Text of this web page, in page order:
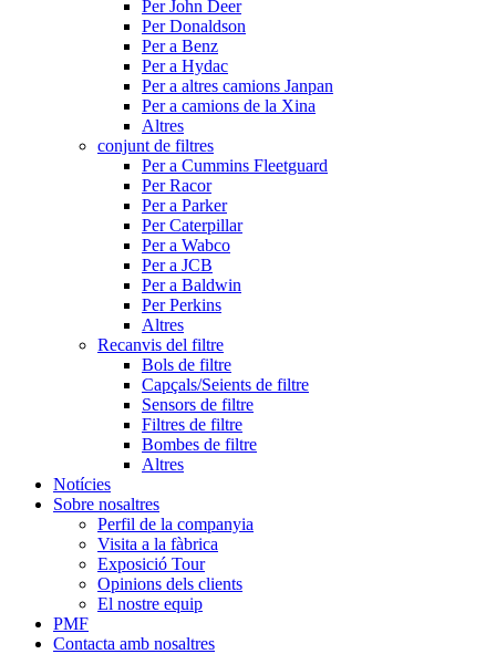
Per John Deer
Per Donaldson
Per a Benz
Per a Hydac
Per a altres camions Janpan
Per a camions de la Xina
Altres
conjunt de filtres
Per a Cummins Fleetguard
Per Racor
Per a Parker
Per Caterpillar
Per a Wabco
Per a JCB
Per a Baldwin
Per Perkins
Altres
Recanvis del filtre
Bols de filtre
Capçals/Seients de filtre
Sensors de filtre
Filtres de filtre
Bombes de filtre
Altres
Notícies
Sobre nosaltres
Perfil de la companyia
Visita a la fàbrica
Exposició Tour
Opinions dels clients
El nostre equip
PMF
Contacta amb nosaltres